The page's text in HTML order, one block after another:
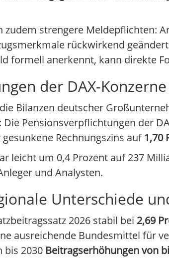
zudem strengere Meldepflichten:
rückwirkend
formell anerkennt, kann direkte
der DAX-
Bilanzen deutscher
Pensionsverpflichtungen der
Rechnungszins auf 1,70
leicht um 0,4 Prozent auf 237
und Analysten.
Unterschiede
2026 stabil bei 2,69
ausreichende Bundesmittel für
bis 2030 Beitragserhöhungen von